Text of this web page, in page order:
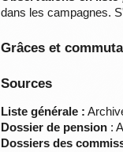
dans les campagnes.
Grâces et
Sources
Liste générale :
Dossier de pension :
Dossiers des